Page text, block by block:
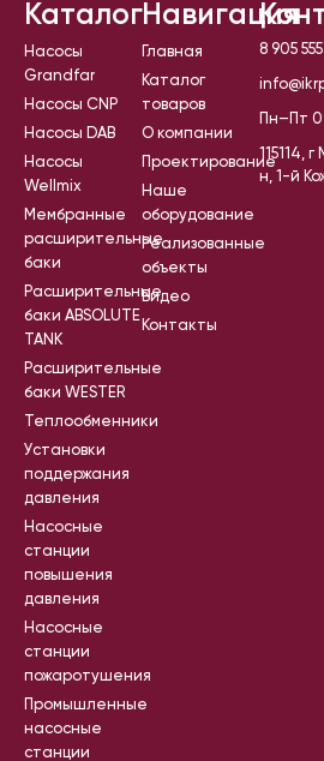
Каталог
Насосы
Grandfar
Насосы CNP
Насосы DAB
Насосы
Wellmix
Мембранные
расширительные
баки
Расширительные
баки ABSOLUTE
TANK
Расширительные
баки WESTER
Теплообменники
Установки
поддержания
давления
Насосные
станции
повышения
давления
Насосные
станции
пожаротушения
Промышленные
насосные
станции
Навигация
Главная
Каталог
товаров
О компании
Проектирование
Наше
оборудование
Реализованные
объекты
Видео
Контакты
8 905
Пн–Пт
115114,
н, 1-й